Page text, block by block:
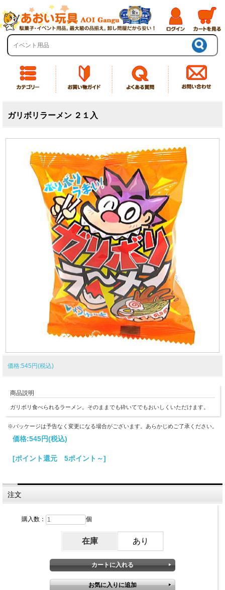
ガリボリラーメン ２１入
価格:545円(税込)
商品説明
ガリボリ食べられるラーメン。そのままでも砕いてでもおいしくいただけます。
※パッケージは予告なく変更になる場合がございます。あらかじめご了承ください。
価格:545円(税込)
[ポイント還元 5ポイント～]
注文
購入数： 個
在庫 あり